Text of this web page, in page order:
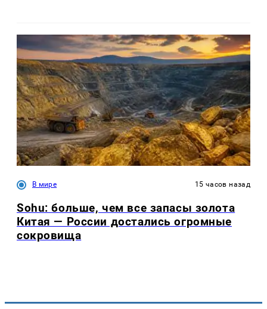
В мире 15 часов назад
Sohu: больше, чем все запасы золота
Китая — России достались огромные
сокровища